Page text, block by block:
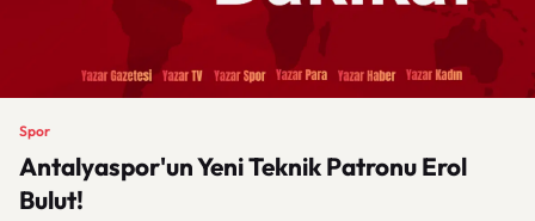
Spor
Antalyaspor'un Yeni Teknik Patronu Erol
Bulut!